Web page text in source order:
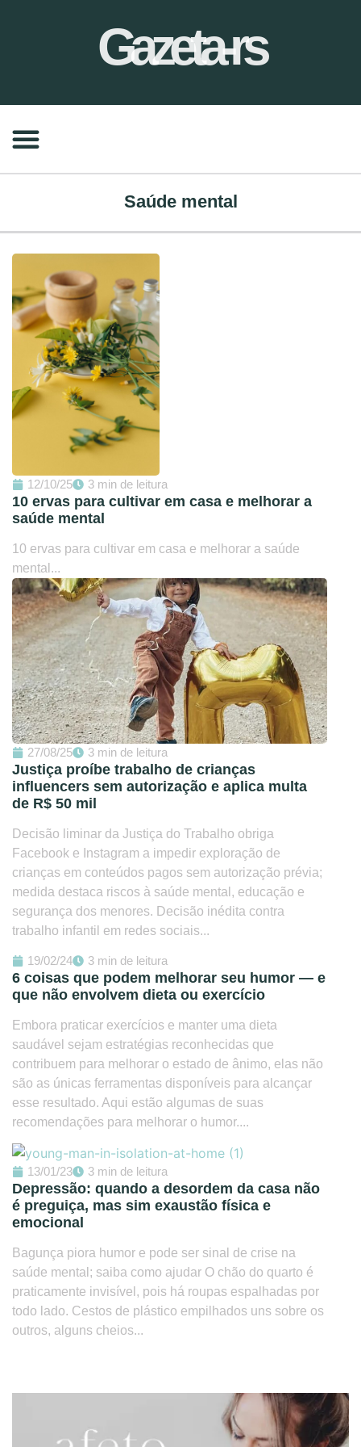
Gazeta-rs
Saúde mental
12/10/25 3 min de leitura
10 ervas para cultivar em casa e melhorar a
saúde mental
10 ervas para cultivar em casa e melhorar a saúde
mental...
27/08/25 3 min de leitura
Justiça proíbe trabalho de crianças
influencers sem autorização e aplica multa
de R$ 50 mil
Decisão liminar da Justiça do Trabalho obriga
Facebook e Instagram a impedir exploração de
crianças em conteúdos pagos sem autorização prévia;
medida destaca riscos à saúde mental, educação e
segurança dos menores. Decisão inédita contra
trabalho infantil em redes sociais...
19/02/24 3 min de leitura
6 coisas que podem melhorar seu humor — e
que não envolvem dieta ou exercício
Embora praticar exercícios e manter uma dieta
saudável sejam estratégias reconhecidas que
contribuem para melhorar o estado de ânimo, elas não
são as únicas ferramentas disponíveis para alcançar
esse resultado. Aqui estão algumas de suas
recomendações para melhorar o humor....
13/01/23 3 min de leitura
Depressão: quando a desordem da casa não
é preguiça, mas sim exaustão física e
emocional
Bagunça piora humor e pode ser sinal de crise na
saúde mental; saiba como ajudar O chão do quarto é
praticamente invisível, pois há roupas espalhadas por
todo lado. Cestos de plástico empilhados uns sobre os
outros, alguns cheios...